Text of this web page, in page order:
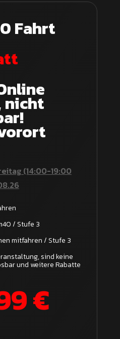
Fahrt
nicht
(14:00-19:00
/ Stufe 3
mitfahren / Stufe 3
sind keine
und weitere Rabatte
€